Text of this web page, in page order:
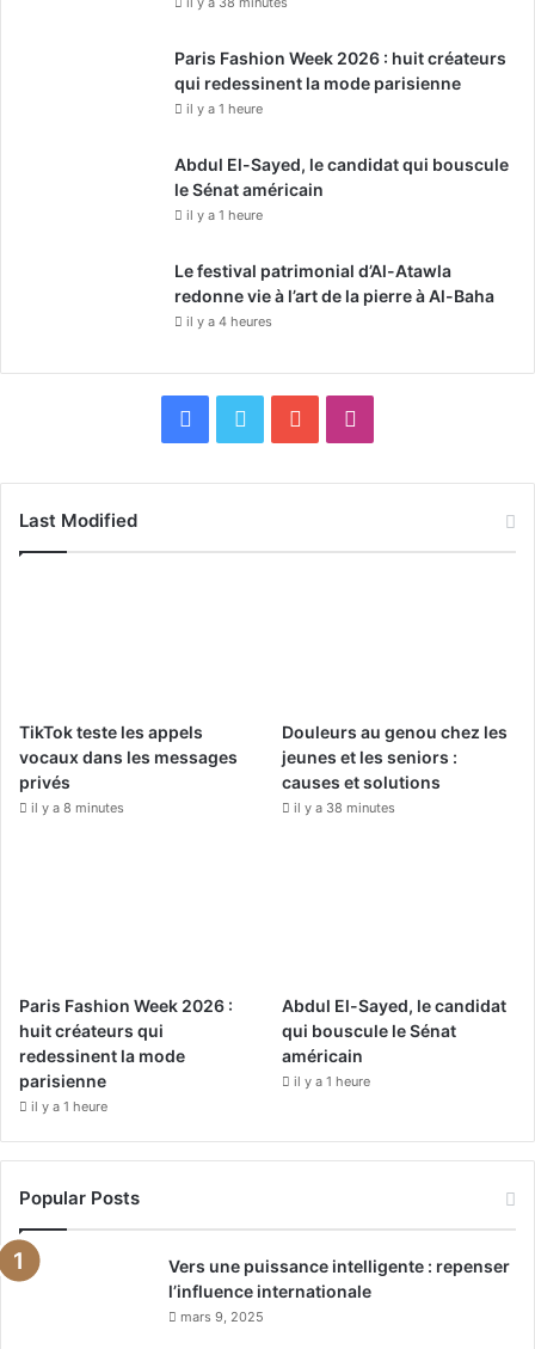
Paris Fashion Week 2026 : huit créateurs
qui redessinent la mode parisienne
il y a 1 heure
Abdul El-Sayed, le candidat qui bouscule
le Sénat américain
il y a 1 heure
Le festival patrimonial d’Al-Atawla
redonne vie à l’art de la pierre à Al-Baha
il y a 4 heures
e
k
T
t
a
m
Last Modified
TikTok teste les appels
vocaux dans les messages
privés
il y a 8 minutes
Douleurs au genou chez les
jeunes et les seniors :
causes et solutions
il y a 38 minutes
Paris Fashion Week 2026 :
huit créateurs qui
redessinent la mode
parisienne
il y a 1 heure
Abdul El-Sayed, le candidat
qui bouscule le Sénat
américain
il y a 1 heure
Popular Posts
Vers une puissance intelligente : repenser
l’influence internationale
mars 9, 2025